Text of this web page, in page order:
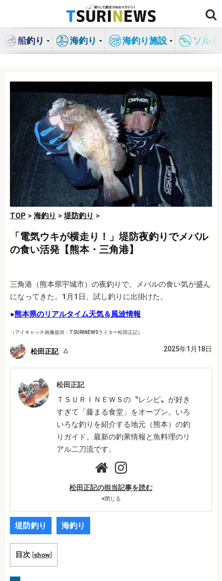
ン
船釣り 海釣り 海釣り施設 ソル
TOP > 海釣り >堤防釣り >
「電気ウキが横走り！」堤防夜釣りでメバル
の食い活発【熊本・三角港】
三角港（熊本県宇城市）の夜釣りで、メバルの食い気が盛ん
になってきた。1月1日、試し釣りに出掛けた。
●熊本県のリアルタイム天気＆風波情報
（アイキャッチ画像提供：TSURINEWSライター松田正記）
松田正記 2025年1月18日
松田正記
ＴＳＵＲＩＮＥＷＳの〝レシピ〟が好き
すぎて「藤まる食堂」をオープン。いろ
いろな釣りを紹介する地元（熊本）の釣
りガイド。最新の釣果情報と魚料理のリ
アル二刀流です。
松田正記の担当記事を読む
×閉じる
堤防釣り 海釣り
目次 [show]